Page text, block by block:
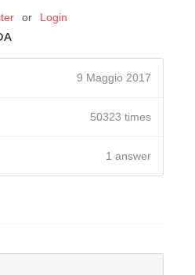
or Login
9 Maggio 2017
50323 times
1 answer